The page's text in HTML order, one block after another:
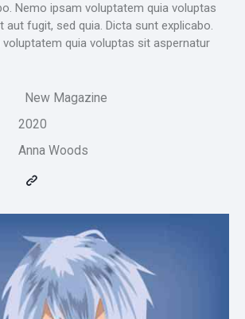
Nemo ipsam voluptatem quia voluptas
aut fugit, sed quia. Dicta sunt explicabo.
quia voluptas sit aspernatur
New Magazine
2020
Anna Woods